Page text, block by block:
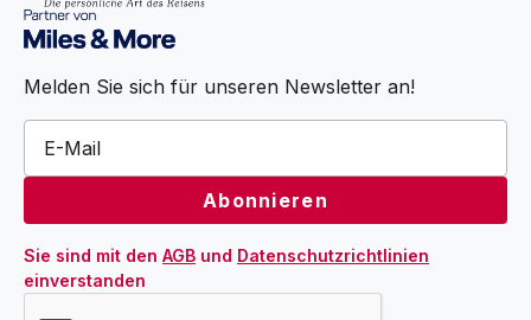
Melden Sie sich für unseren Newsletter an!
Sie sind mit den AGB und Datenschutzrichtlinien
einverstanden